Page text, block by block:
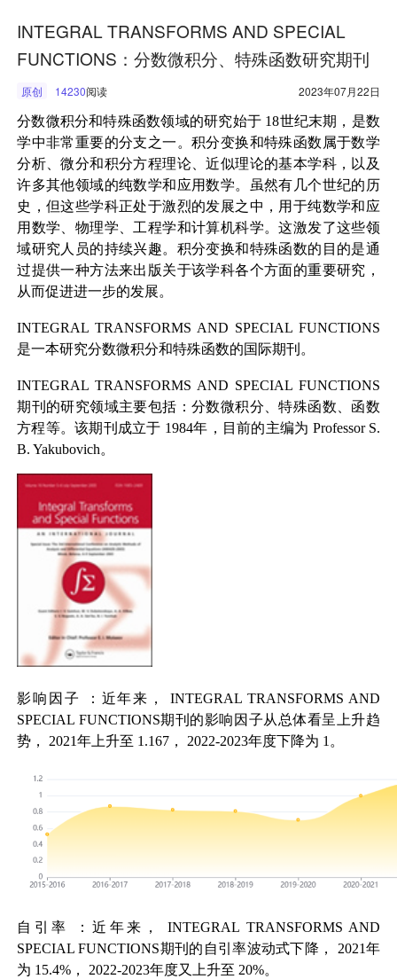
INTEGRAL TRANSFORMS AND SPECIAL
FUNCTIONS：分数微积分、特殊函数研究期刊
原创 14230阅读 2023年07月22日
分数微积分和特殊函数领域的研究始于 18世纪末期，是数
学中非常重要的分支之一。积分变换和特殊函数属于数学
分析、微分和积分方程理论、近似理论的基本学科，以及
许多其他领域的纯数学和应用数学。虽然有几个世纪的历
史，但这些学科正处于激烈的发展之中，用于纯数学和应
用数学、物理学、工程学和计算机科学。这激发了这些领
域研究人员的持续兴趣。积分变换和特殊函数的目的是通
过提供一种方法来出版关于该学科各个方面的重要研究，
从而促进进一步的发展。
INTEGRAL TRANSFORMS AND SPECIAL FUNCTIONS
是一本研究分数微积分和特殊函数的国际期刊。
INTEGRAL TRANSFORMS AND SPECIAL FUNCTIONS
期刊的研究领域主要包括：分数微积分、特殊函数、函数
方程等。该期刊成立于 1984年，目前的主编为 Professor S.
B. Yakubovich。
影响因子 ：近年来，
INTEGRAL TRANSFORMS AND
SPECIAL FUNCTIONS期刊的影响因子从总体看呈上升趋
势，
2021年上升至 1.167 ， 2022-2023年度下降为 1 。
自引率 ：近年来，
INTEGRAL TRANSFORMS AND
SPECIAL FUNCTIONS期刊的自引率波动式下降， 2021年
为 15.4% ， 2022-2023年度又上升至 20%。